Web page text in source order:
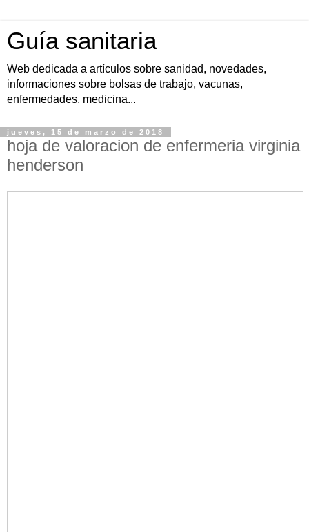
Guía sanitaria
Web dedicada a artículos sobre sanidad, novedades,
informaciones sobre bolsas de trabajo, vacunas,
enfermedades, medicina...
jueves, 15 de marzo de 2018
hoja de valoracion de enfermeria virginia
henderson